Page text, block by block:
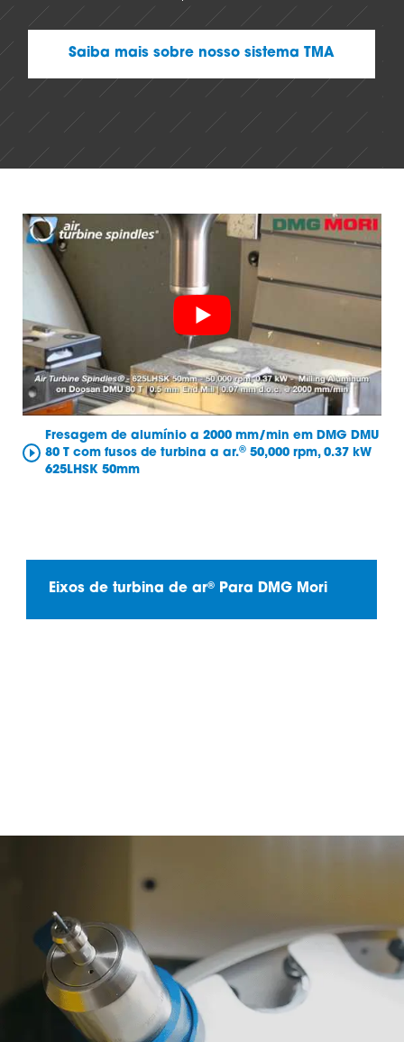
Saiba mais sobre nosso sistema TMA
Fresagem de alumínio a 2000 mm/min em DMG DMU
80 T com fusos de turbina a ar.® 50,000 rpm, 0.37 kW
625LHSK 50mm
Eixos de turbina de ar® Para DMG Mori